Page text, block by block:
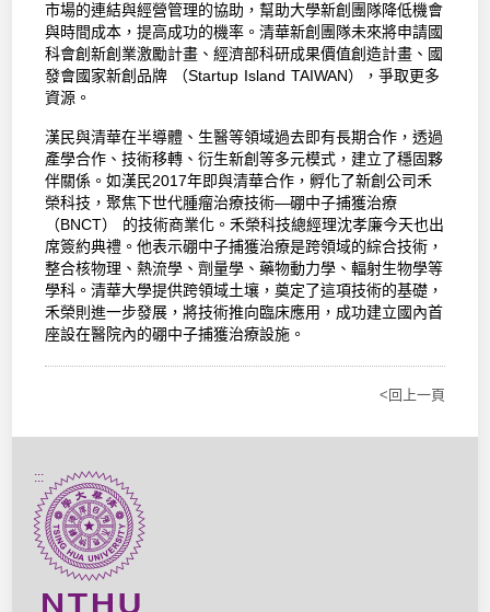
市場的連結與經營管理的協助，幫助大學新創團隊降低機會
與時間成本，提高成功的機率。清華新創團隊未來將申請國
科會創新創業激勵計畫、經濟部科研成果價值創造計畫、國
發會國家新創品牌 （Startup Island TAIWAN），爭取更多
資源。
漢民與清華在半導體、生醫等領域過去即有長期合作，透過
產學合作、技術移轉、衍生新創等多元模式，建立了穩固夥
伴關係。如漢民2017年即與清華合作，孵化了新創公司禾
榮科技，聚焦下世代腫瘤治療技術—硼中子捕獲治療
（BNCT） 的技術商業化。禾榮科技總經理沈孝廉今天也出
席簽約典禮。他表示硼中子捕獲治療是跨領域的綜合技術，
整合核物理、熱流學、劑量學、藥物動力學、輻射生物學等
學科。清華大學提供跨領域土壤，奠定了這項技術的基礎，
禾榮則進一步發展，將技術推向臨床應用，成功建立國內首
座設在醫院內的硼中子捕獲治療設施。
<回上一頁
:::